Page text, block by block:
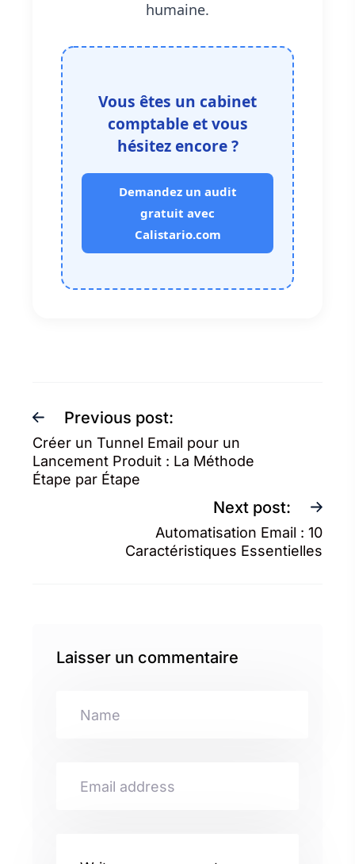
humaine.
Vous êtes un cabinet
comptable et vous
hésitez encore ?
Demandez un audit
gratuit avec
Calistario.com
Previous post:
Créer un Tunnel Email pour un
Lancement Produit : La Méthode
Étape par Étape
Next post:
Automatisation Email : 10
Caractéristiques Essentielles
Laisser un commentaire